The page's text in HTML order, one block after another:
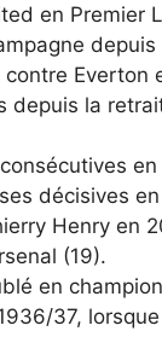
en Premier
depuis la
décisives
Henry en
(19).
en
37,